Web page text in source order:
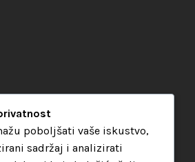
poboljšati vaše iskustvo,
sadržaj i analizirati